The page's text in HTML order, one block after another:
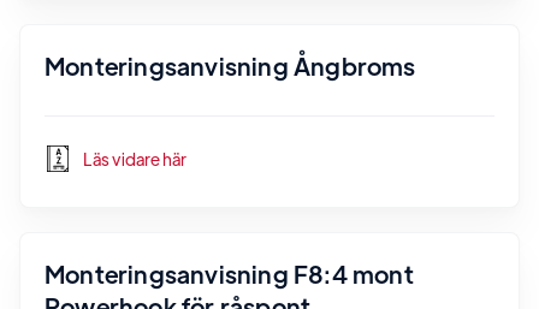
Monteringsanvisning Ångbroms
Läs vidare här
Monteringsanvisning F8:4 mont